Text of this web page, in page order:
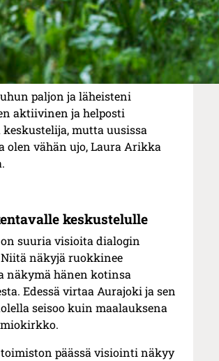
paljon ja läheisteni
aktiivinen ja helposti
mutta uusissa
olen vähän ujo, Laura Arikka
keskustelulle
suuria visioita dialogin
näkyjä ruokkinee
näkymä hänen kotinsa
Edessä virtaa Aurajoki ja sen
seisoo kuin maalauksena
päässä visiointi näkyy